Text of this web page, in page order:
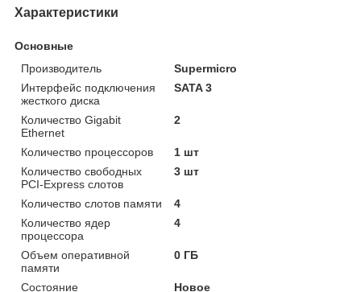
Характеристики
Основные
Производитель
Supermicro
Интерфейс подключения
жесткого диска
SATA 3
Количество Gigabit
Ethernet
2
Количество процессоров
1 шт
Количество свободных
PCI-Express слотов
3 шт
Количество слотов памяти
4
Количество ядер
процессора
4
Объем оперативной
памяти
0 ГБ
Состояние
Новое